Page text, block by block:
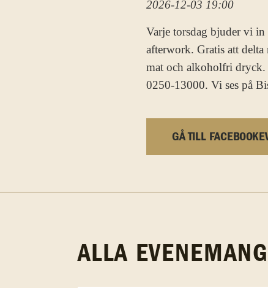
2026-12-03 19:00
Varje torsdag bjuder vi
afterwork. Gratis att
mat och alkoholfri dryck.
0250-13000. Vi ses på
GÅ TILL
ALLA EVENEMANG